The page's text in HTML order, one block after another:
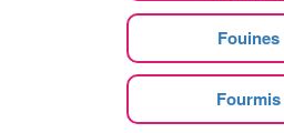
Fouines
Fourmis